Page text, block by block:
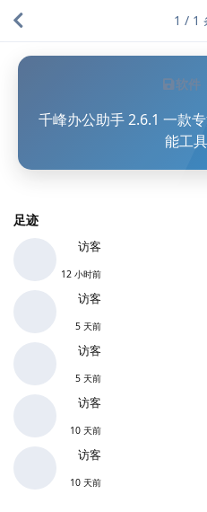
软件
千峰办公助手 2.6.1 一款
能工
足迹
访客
12 小时前
访客
5 天前
访客
5 天前
访客
10 天前
访客
10 天前
1 / 1